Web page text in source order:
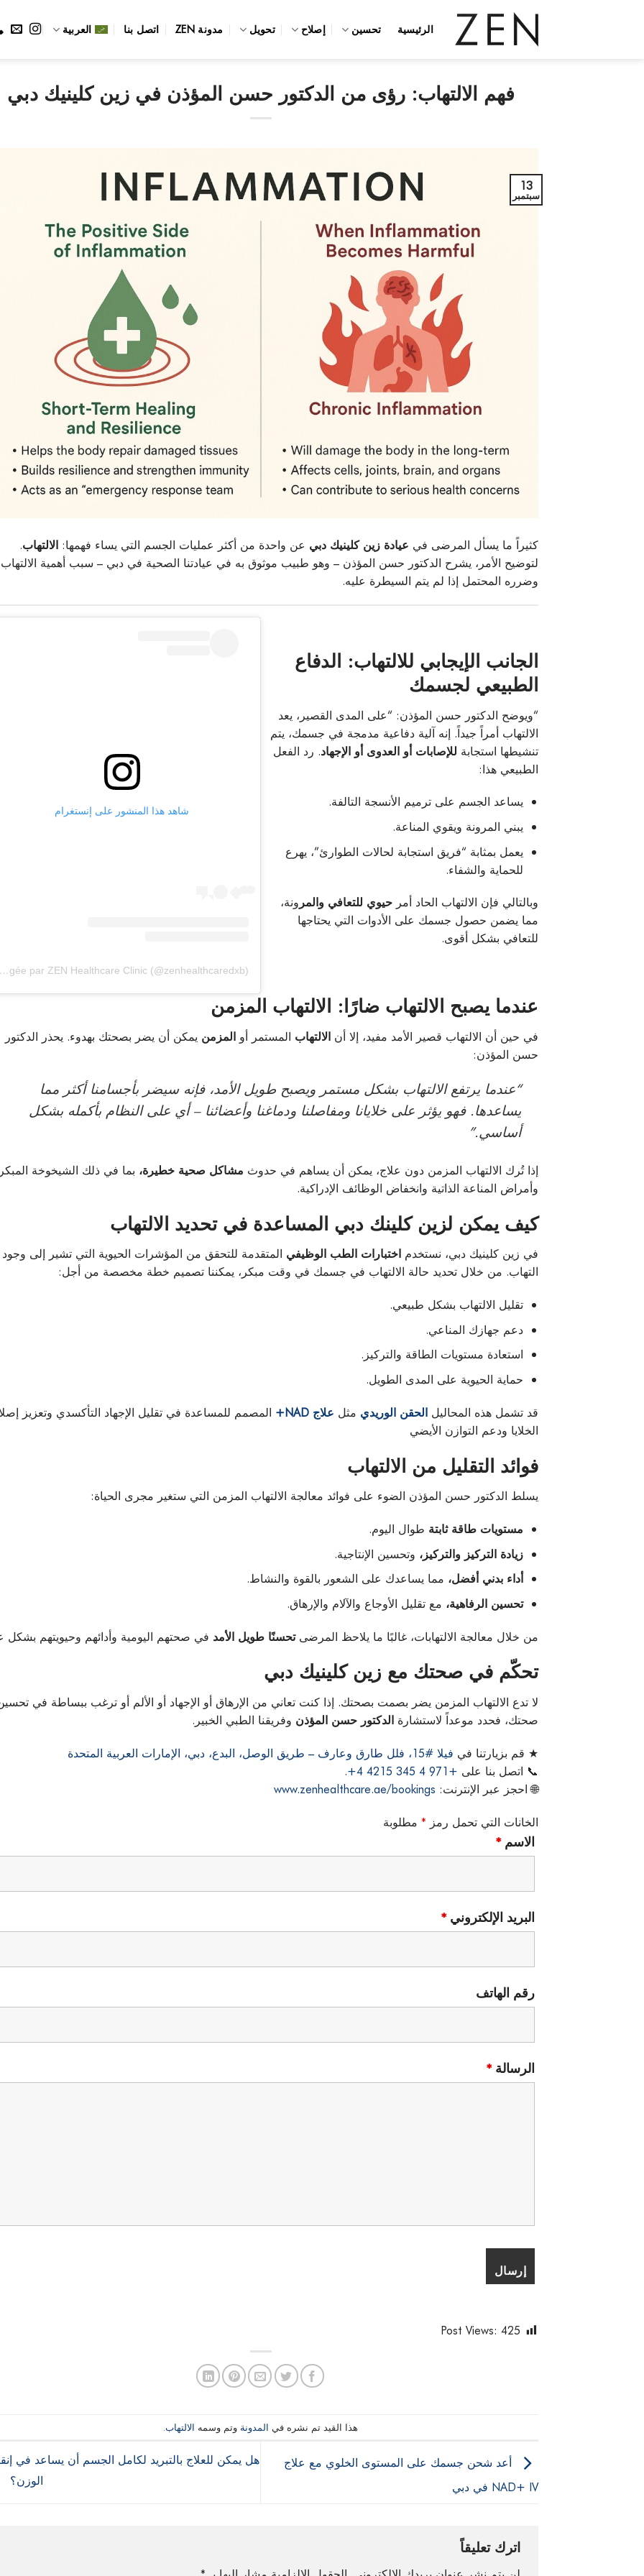
الرئيسية تحسين إصلاح تحويل مدونة ZEN اتصل بنا العربية
فهم الالتهاب: رؤى من الدكتور حسن المؤذن في زين كلينيك دبي
13
سبتمبر
كثيراً ما يسأل المرضى في عيادة زين كلينيك دبي عن واحدة من أكثر عمليات الجسم التي يساء فهمها: الالتهاب.
لتوضيح الأمر، يشرح الدكتور حسن المؤذن – وهو طبيب موثوق به في عيادتنا الصحية في دبي – سبب أهمية الالتهاب
وضرره المحتمل إذا لم يتم السيطرة عليه.
الجانب الإيجابي للالتهاب: الدفاع
الطبيعي لجسمك
“ويوضح الدكتور حسن المؤذن: “على المدى القصير، يعد
الالتهاب أمراً جيداً. إنه آلية دفاعية مدمجة في جسمك، يتم
تنشيطها استجابة للإصابات أو العدوى أو الإجهاد. رد الفعل
الطبيعي هذا:
يساعد الجسم على ترميم الأنسجة التالفة.
يبني المرونة ويقوي المناعة.
يعمل بمثابة “فريق استجابة لحالات الطوارئ”، يهرع
للحماية والشفاء.
وبالتالي فإن الالتهاب الحاد أمر حيوي للتعافي والمر ونة،
مما يضمن حصول جسمك على الأدوات التي يحتاجها
للتعافي بشكل أقوى.
شاهد هذا المنشور على إنستغرام
par ZEN Healthcare Clinic (@zenhealthcaredxb)
عندما يصبح الالتهاب ضارًا: الالتهاب المزمن
في حين أن الالتهاب قصير الأمد مفيد، إلا أن الالتهاب المستمر أو المزمن يمكن أن يضر بصحتك بهدوء. يحذر الدكتور
حسن المؤذن:
“عندما يرتفع الالتهاب بشكل مستمر ويصبح طويل الأمد، فإنه سيضر بأجسامنا أكثر مما
يساعدها. فهو يؤثر على خلايانا ومفاصلنا ودماغنا وأعضائنا – أي على النظام بأكمله بشكل
أساسي.”
إذا تُرك الالتهاب المزمن دون علاج، يمكن أن يساهم في حدوث مشاكل صحية خطيرة، بما في ذلك الشيخوخة
وأمراض المناعة الذاتية وانخفاض الوظائف الإدراكية.
كيف يمكن لزين كلينك دبي المساعدة في تحديد الالتهاب
في زين كلينيك دبي، نستخدم اختبارات الطب الوظيفي المتقدمة للتحقق من المؤشرات الحيوية التي تشير إلى وجود
التهاب. من خلال تحديد حالة الالتهاب في جسمك في وقت مبكر، يمكننا تصميم خطة مخصصة من أجل:
تقليل الالتهاب بشكل طبيعي.
دعم جهازك المناعي.
استعادة مستويات الطاقة والتركيز.
حماية الحيوية على المدى الطويل.
قد تشمل هذه المحاليل الحقن الوريدي مثل علاج NAD+
المصمم للمساعدة في تقليل الإجهاد التأكسدي وتعزيز
الخلايا ودعم التوازن الأيضي
فوائد التقليل من الالتهاب
يسلط الدكتور حسن المؤذن الضوء على فوائد معالجة الالتهاب المزمن التي ستغير مجرى الحياة:
مستويات طاقة ثابتة طوال اليوم.
زيادة التركيز والتركيز، وتحسين الإنتاجية.
أداء بدني أفضل، مما يساعدك على الشعور بالقوة والنشاط.
تحسين الرفاهية، مع تقليل الأوجاع والآلام والإرهاق.
من خلال معالجة الالتهابات، غالبًا ما يلاحظ المرضىتحسنًا طويل الأمد في صحتهم اليومية وأدائهم وحيويتهم بشكل
تحكّم في صحتك مع زين كلينيك دبي
لا تدع الالتهاب المزمن يضر بصمت بصحتك. إذا كنت تعاني من الإرهاق أو الإجهاد أو الألم أو ترغب ببساطة في
صحتك، فحدد موعداً لاستشارة الدكتور حسن المؤذن وفريقنا الطبي الخبير.
★ قم بزيارتنا في فيلا #15، فلل طارق وعارف – طريق الوصل، البدع، دبي، الإمارات العربية المتحدة
📞 اتصل بنا على +971 4 345 4215 4+
.
🌐 احجز عبر الإنترنت: www.zenhealthcare.ae/bookings
الخانات التي تحمل رمز * مطلوبة
الاسم*
البريد الإلكتروني*
رقم الهاتف
الرسالة*
Post Views: 425
هذا القيد تم نشره في المدونة وتم وسمه الالتهاب.
أعد شحن جسمك على المستوى الخلوي مع علاج
NAD+ IV في دبي
هل يمكن للعلاج بالتبريد لكامل الجسم أن يساعد في
الوزن؟
اترك تعليقاً